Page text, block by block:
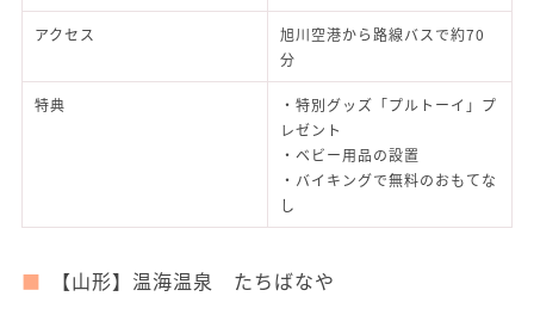
アクセス
旭川空港から路線バスで約70
分
特典
・特別グッズ「プルトーイ」プ
レゼント
・ベビー用品の設置
・バイキングで無料のおもてな
し
【山形】温海温泉 たちばなや